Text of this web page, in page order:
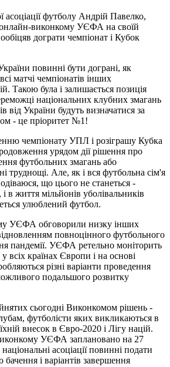
асоціації футболу Андрій Павелко,
виконкому УЄФА на своїй
дограти чемпіонат і Кубок
повинні бути дограні, як
матчі чемпіонатів інших
Такою була і залишається позиція
національних клубних змагань
від України будуть визначатися за
- це пріоритет №1!
чемпіонату УПЛ і розіграшу Кубка
урядом дії рішення про
футбольних змагань або
труднощі. Але, як і вся футбольна сім'я
що цього не станеться -
в життя мільйонів уболівальників
улюблений футбол.
УЄФА обговорили низку інших
повноцінного футбольного
пандемії. УЄФА ретельно моніторить
всіх країнах Європи і на основі
різні варіанти проведення
подальшого розвитку
сьогодні Виконкомом рішень -
футболісти яких викликаються в
внесок в Євро-2020 і Лігу націй.
УЄФА заплановано на 27
асоціації повинні подати
і варіантів завершення